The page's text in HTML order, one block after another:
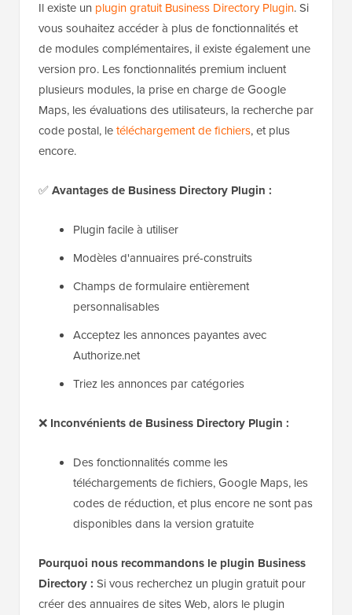
Il existe un plugin gratuit Business Directory Plugin. Si
vous souhaitez accéder à plus de fonctionnalités et
de modules complémentaires, il existe également une
version pro. Les fonctionnalités premium incluent
plusieurs modules, la prise en charge de Google
Maps, les évaluations des utilisateurs, la recherche par
code postal, letéléchargement de fichiers, et plus
encore.
✅Avantages de Business Directory Plugin :
Plugin facile à utiliser
Modèles d'annuaires pré-construits
Champs de formulaire entièrement
personnalisables
Acceptez les annonces payantes avec
Authorize.net
Triez les annonces par catégories
❌ Inconvénients de Business Directory Plugin :
Des fonctionnalités comme les
téléchargements de fichiers, Google Maps, les
codes de réduction, et plus encore ne sont pas
disponibles dans la version gratuite
Pourquoi nous recommandons le plugin Business
Directory : Si vous recherchez un plugin gratuit pour
créer des annuaires de sites Web, alors le plugin